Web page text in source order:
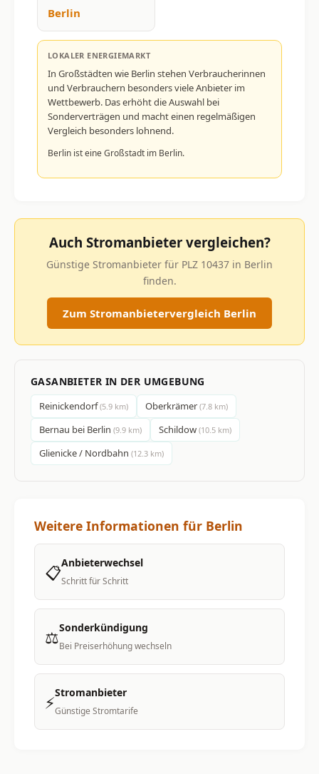
Berlin
LOKALER ENERGIEMARKT
In Großstädten wie Berlin stehen Verbraucherinnen
und Verbrauchern besonders viele Anbieter im
Wettbewerb. Das erhöht die Auswahl bei
Sonderverträgen und macht einen regelmäßigen
Vergleich besonders lohnend.
Berlin ist eine Großstadt im Berlin.
Auch Stromanbieter vergleichen?
Günstige Stromanbieter für PLZ 10437 in Berlin
finden.
Zum Stromanbietervergleich Berlin
GASANBIETER IN DER UMGEBUNG
Reinickendorf(5.9 km) Oberkrämer (7.8 km)
Bernau bei Berlin (9.9 km) Schildow (10.5 km)
Glienicke / Nordbahn (12.3 km)
Weitere Informationen für Berlin
📋Anbieterwechsel
Schritt für Schritt
⚖️Sonderkündigung
Bei Preiserhöhung wechseln
⚡Stromanbieter
Günstige Stromtarife